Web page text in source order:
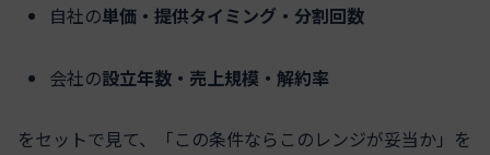
自社の単価・提供タイミング・分割回数
会社の設立年数・売上規模・解約率
をセットで見て、「この条件ならこのレンジが妥当か」を